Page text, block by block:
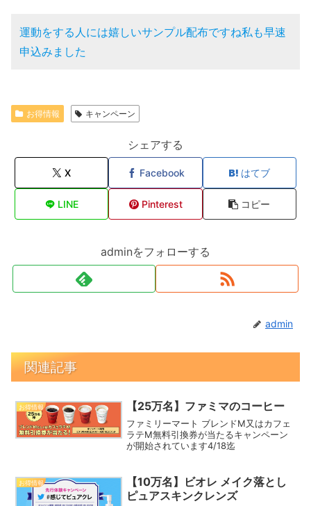
運動をする人には嬉しいサンプル配布ですね私も早速
申込みました
お得情報 キャンペーン
シェアする
X Facebook はてブ
LINE Pinterest コピー
adminをフォローする
admin
関連記事
お得情報 【25万名】ファミマのコーヒー
ファミリーマート ブレンドM又はカフェ
ラテM無料引換券が当たるキャンペーン
が開始されています4/18迄
お得情報
【10万名】ビオレ メイク落とし
ピュアスキンクレンズ